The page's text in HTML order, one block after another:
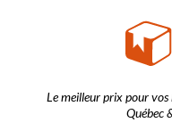
Le meilleur prix pour
Québec